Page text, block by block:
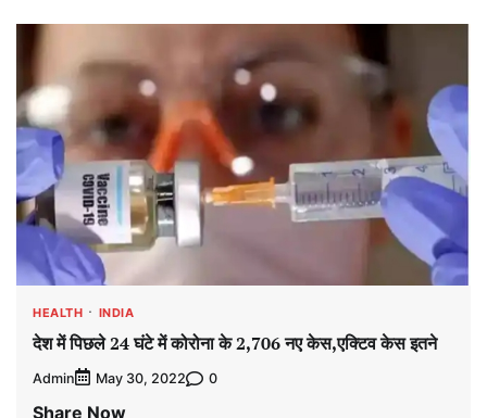
HEALTH INDIA
देश में पिछले 24 घंटे में कोरोना के 2,706 नए केस,एक्टिव केस इतने
Admin May 30, 2022 0
Share Now